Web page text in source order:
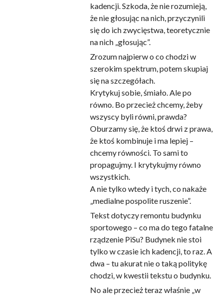
kadencji. Szkoda, że nie rozumieją,
że nie głosując na nich, przyczynili
się do ich zwycięstwa, teoretycznie
na nich „głosując”.
Zrozum najpierw o co chodzi w
szerokim spektrum, potem skupiaj
się na szczegółach.
Krytykuj sobie, śmiało. Ale po
równo. Bo przecież chcemy, żeby
wszyscy byli równi, prawda?
Oburzamy się, że ktoś drwi z prawa,
że ktoś kombinuje i ma lepiej –
chcemy równości. To sami to
propagujmy. I krytykujmy równo
wszystkich.
A nie tylko wtedy i tych, co nakaże
„medialne pospolite ruszenie”.
Tekst dotyczy remontu budynku
sportowego – co ma do tego fatalne
rządzenie PiSu? Budynek nie stoi
tylko w czasie ich kadencji, to raz. A
dwa – tu akurat nie o taką politykę
chodzi, w kwestii tekstu o budynku.
No ale przecież teraz właśnie „w